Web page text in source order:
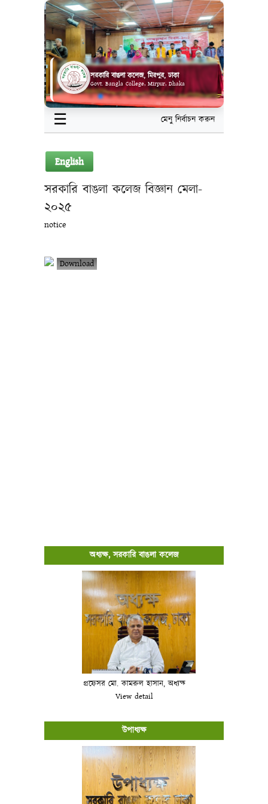
সরকারি বাঙলা কলেজ, মিরপুর, ঢাকা
Govt. Bangla College, Mirpur, Dhaka
☰ মেনু নির্বাচন করুন
English
সরকারি বাঙলা কলেজ বিজ্ঞান মেলা-
২০২৫
notice
Download
অধ্যক্ষ, সরকারি বাঙলা কলেজ
প্রফেসর মো. কামরুল হাসান, অধ্যক্ষ
View detail
উপাধ্যক্ষ